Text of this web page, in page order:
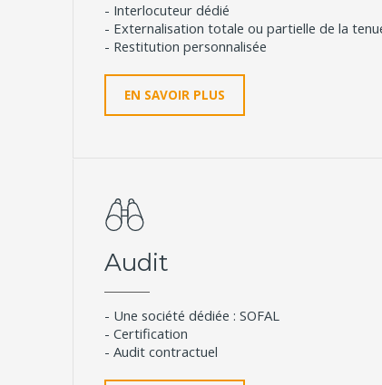
- Interlocuteur dédié
- Externalisation totale ou partielle de la
- Restitution personnalisée
EN SAVOIR PLUS
Audit
- Une société dédiée : SOFAL
- Certification
- Audit contractuel